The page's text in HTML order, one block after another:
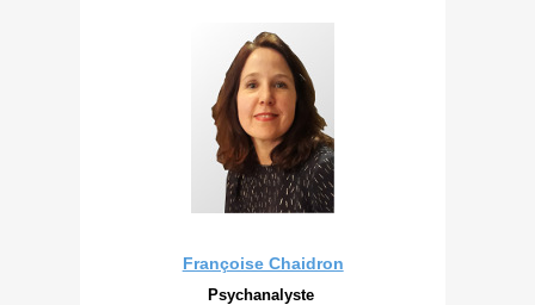
Françoise Chaidron
Psychanalyste